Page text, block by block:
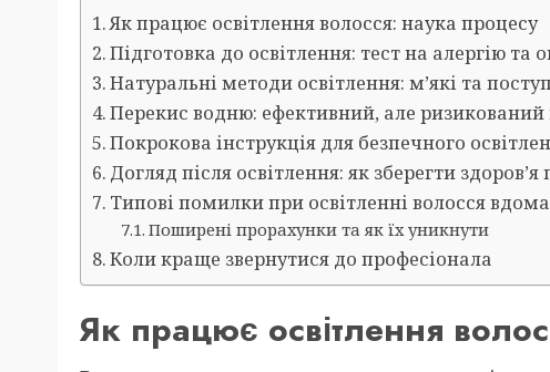
Як працює освітлення волосся: наука процесу
Підготовка до освітлення: тест на алергію та
Натуральні методи освітлення: м’які та
Перекис водню: ефективний, але
Покрокова інструкція для безпечного
Догляд після освітлення: як зберегти здоров’я
Типові помилки при освітленні волосся вдома
Поширені прорахунки та як їх уникнути
Коли краще звернутися до професіонала
Як працює освітлення